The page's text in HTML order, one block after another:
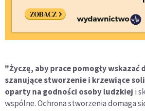
"Życzę, aby prace pomogły wskazać
szanujące stworzenie i krzewiące
oparty na godności osoby ludzkiej i
wspólne. Ochrona stworzenia domaga